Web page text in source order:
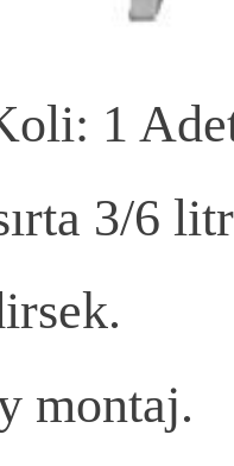
1
3/6
montaj.